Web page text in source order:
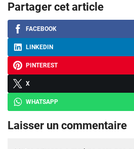
Partager cet article
FACEBOOK
LINKEDIN
PINTEREST
X
WHATSAPP
Laisser un commentaire